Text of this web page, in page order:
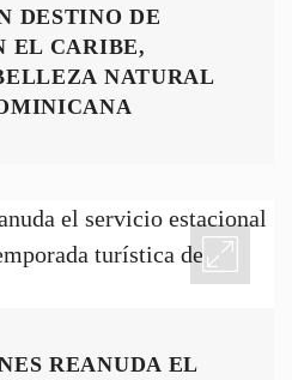
DESTINO DE
EL CARIBE,
NATURAL
REANUDA EL